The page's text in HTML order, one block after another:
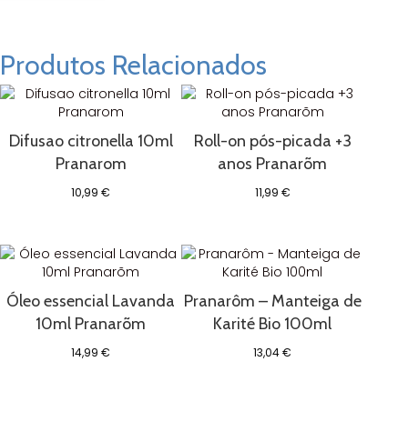
Produtos Relacionados
Difusao citronella 10ml
Pranarom
10,99€
Roll-on pós-picada +3
anos Pranarõm
11,99 €
Óleo essencial Lavanda
10ml Pranarõm
14,99€
Pranarôm – Manteiga de
Karité Bio 100ml
13,04€